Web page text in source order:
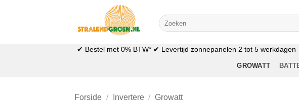
Søg
efter:
✔ Bestel met 0% BTW* ✔ Levertijd zonnepanelen 2 tot 5
GROWATT
Forside / Invertere / Growatt